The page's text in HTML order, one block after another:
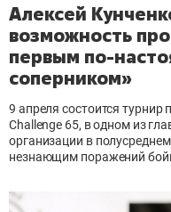
Алексей
возможность
первым по-
соперником»
9 апреля состоится
Challenge 65, в одном из
организации в
незнающим поражений